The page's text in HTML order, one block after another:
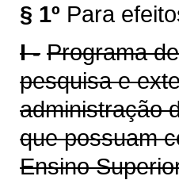
§ 1º Para
I - Programa
pesquisa e
administração
que possuam
Ensino